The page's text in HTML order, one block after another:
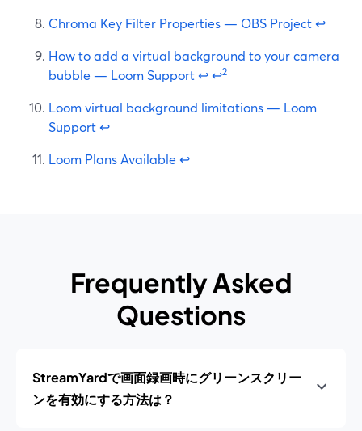
Chroma Key Filter Properties — OBS Project↩
How to add a virtual background to your camera
bubble — Loom Support↩↩2
Loom virtual background limitations — Loom
Support↩
Loom Plans Available ↩
Frequently Asked
Questions
StreamYardで画面録画時にグリーンスクリー
ンを有効にする方法は？